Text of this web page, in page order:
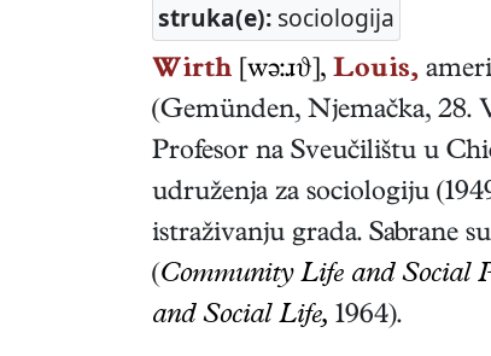
struka(e): sociologija
Wirth [wə:ɹϑ], Louis,
(Gemünden, Njemačka, 28.
Profesor na Sveučilištu u
udruženja za sociologiju
istraživanju grada. Sabrane
(Community Life and Social
and Social Life, 1964).